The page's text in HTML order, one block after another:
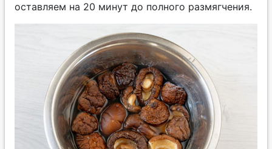
оставляем на 20 минут до полного размягчения.